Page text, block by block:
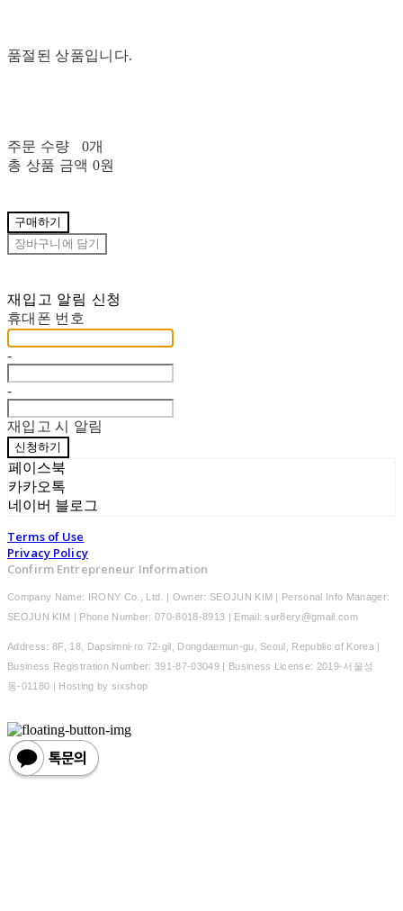
품절된 상품입니다.
주문 수량
0개
총 상품 금액 0원
구매하기
장바구니에 담기
재입고 알림 신청
휴대폰 번호
-
-
재입고 시 알림
신청하기
페이스북
카카오톡
네이버 블로그
Terms of Use
Privacy Policy
Confirm Entrepreneur Information
Company Name: IRONY Co., Ltd. | Owner: SEOJUN KIM | Personal Info Manager:
SEOJUN KIM | Phone Number: 070-8018-8913 | Email: sur8ery@gmail.com
Address: 8F, 18, Dapsimni-ro 72-gil, Dongdaemun-gu, Seoul, Republic of Korea |
Business Registration Number: 391-87-03049| Business License: 2019-서울성
동-01180 | Hosting by sixshop